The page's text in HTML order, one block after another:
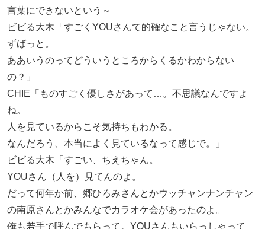
言葉にできないという～
ビビる大木「すごくYOUさんて的確なこと言うじゃない。
ずばっと。
ああいうのってどういうところからくるかわからない
の？」
CHIE「ものすごく優しさがあって…。不思議なんですよ
ね。
人を見ているからこそ気持ちもわかる。
なんだろう、本当によく見ているなって感じで。」
ビビる大木「すごい、ちえちゃん。
YOUさん（人を）見てんのよ。
だって何年か前、郷ひろみさんとかウッチャンナンチャン
の南原さんとかみんなでカラオケ会があったのよ。
俺も若手で呼んでもらって。YOUさんもいらっしゃって